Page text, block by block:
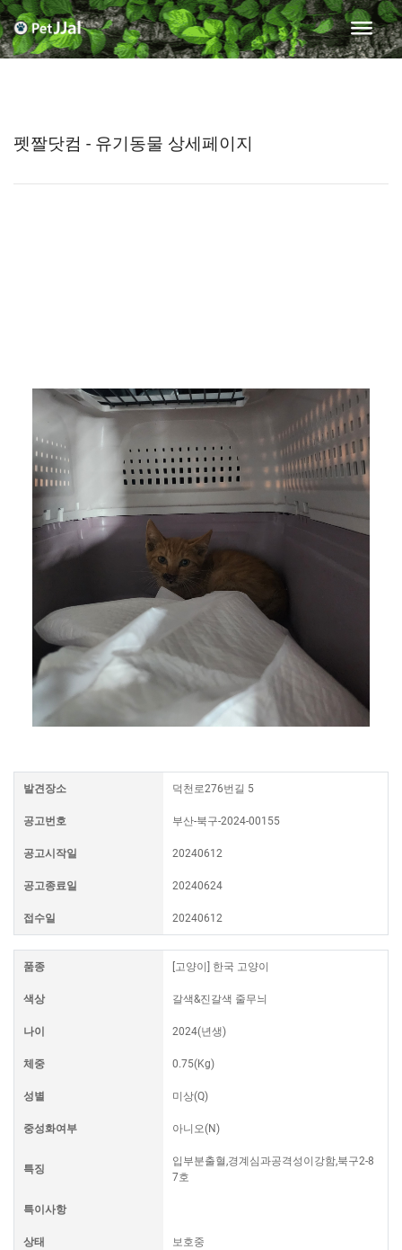
펫짤닷컴 - 유기동물 상세페이지
발견장소 덕천로276번길 5
공고번호 부산-북구-2024-00155
공고시작일 20240612
공고종료일 20240624
접수일 20240612
품종 [고양이] 한국 고양이
색상 갈색&진갈색 줄무늬
나이 2024(년생)
체중 0.75(Kg)
성별 미상(Q)
중성화여부 아니오(N)
특징
입부분출혈,경계심과공격성이강함,북구2-8
7호
특이사항
상태 보호중